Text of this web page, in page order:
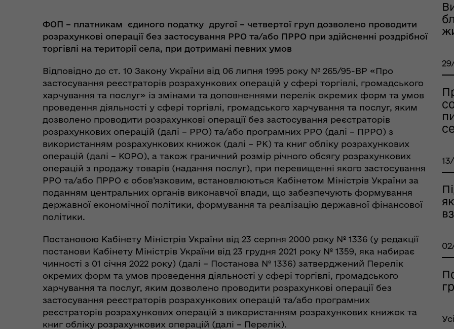
єВідновлення
укриття
Центр життєстійкості
допомога
ФОП – платникам єдиного податку другої – четвертої груп дозволено проводити
розрахункові операції без застосування РРО та/або ПРРО при здійсненні роздрібної
торгівлі на території села, при дотримані певних умов
Відповідно до ст. 10 Закону України від 06 липня 1995 року № 265/95-ВР «Про
застосування реєстраторів розрахункових операцій у сфері торгівлі, громадського
харчування та послуг» із змінами та доповненнями перелік окремих форм та умов
проведення діяльності у сфері торгівлі, громадського харчування та послуг, яким
дозволено проводити розрахункові операції без застосування реєстраторів
розрахункових операцій (далі – РРО) та/або програмних РРО (далі – ПРРО) з
використанням розрахункових книжок (далі – РК) та книг обліку розрахункових
операцій (далі – КОРО), а також граничний розмір річного обсягу розрахункових
операцій з продажу товарів (надання послуг), при перевищенні якого застосування
РРО та/або ПРРО є обов’язковим, встановлюються Кабінетом Міністрів України за
поданням центральних органів виконавчої влади, що забезпечують формування
державної економічної політики, формування та реалізацію державної фінансової
політики.
Постановою Кабінету Міністрів України від 23 серпня 2000 року № 1336 (у редакції
постанови Кабінету Міністрів України від 23 грудня 2021 року № 1359, яка набирає
чинності з 01 січня 2022 року) (далі – Постанова № 1336) затверджений Перелік
окремих форм та умов проведення діяльності у сфері торгівлі, громадського
харчування та послуг, яким дозволено проводити розрахункові операції без
застосування реєстраторів розрахункових операцій та/або програмних
реєстраторів розрахункових операцій з використанням розрахункових книжок та
книг обліку розрахункових операцій (далі – Перелік).